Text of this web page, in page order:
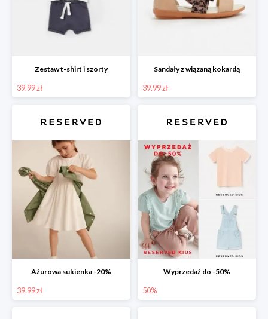
Zestaw t-shirt i szorty
39.99 zł
Sandały z wiązaną kokardą
39.99 zł
Ażurowa sukienka -20%
39.99 zł
Wyprzedaż do -50%
50%